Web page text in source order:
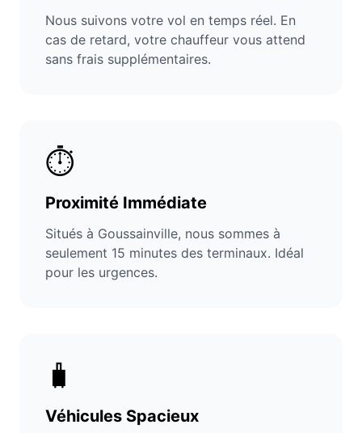
Nous suivons votre vol en temps réel. En
cas de retard, votre chauffeur vous attend
sans frais supplémentaires.
⏱️
Proximité Immédiate
Situés à Goussainville, nous sommes à
seulement 15 minutes des terminaux. Idéal
pour les urgences.
🧳
Véhicules Spacieux